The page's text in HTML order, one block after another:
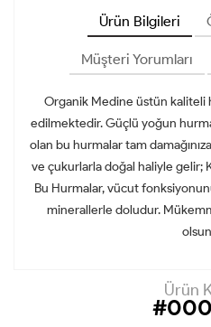
Ürün Bilgileri
Müşteri Yorumları
Organik Medine üstün kaliteli
edilmektedir. Güçlü yoğun
olan bu hurmalar tam
ve çukurlarla doğal haliyle gelir;
Bu Hurmalar, vücut
minerallerle doludur.
Ürün